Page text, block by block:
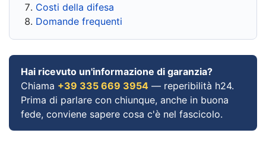
Costi della difesa
Domande frequenti
Hai ricevuto un'informazione di garanzia?
Chiama +39 335 669 3954 — reperibilità h24.
Prima di parlare con chiunque, anche in buona
fede, conviene sapere cosa c'è nel fascicolo.